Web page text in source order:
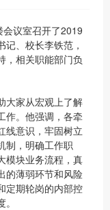
议室召开了2019
、校长李铁范，
，相关职能部门负
家从宏观上了解
作。他强调，各牵
线意识，牢固树立
制，明确工作职
模块业务流程，真
的薄弱环节和风险
定期轮岗的内部控